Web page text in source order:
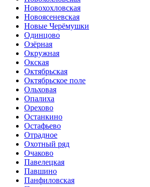
Новохохловская
Новоясеневская
Новые Черёмушки
Одинцово
Озёрная
Окружная
Окская
Октябрьская
Октябрьское поле
Ольховая
Опалиха
Орехово
Останкино
Остафьево
Отрадное
Охотный ряд
Очаково
Павелецкая
Павшино
Панфиловская